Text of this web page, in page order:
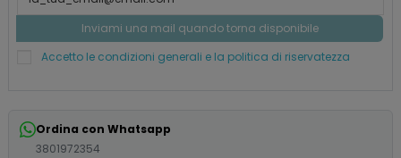
Accetto le condizioni generali e la politica di riservatezza
Ordina con Whatsapp
3801972354